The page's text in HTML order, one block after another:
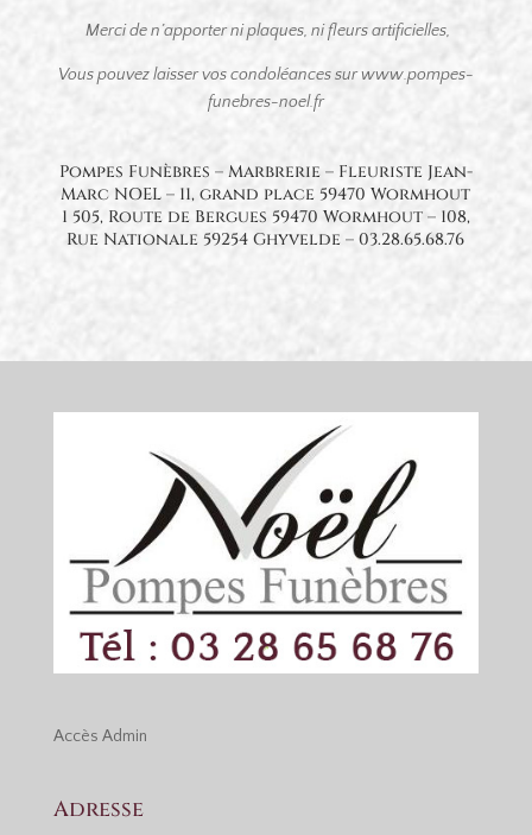
Merci de n’apporter ni plaques, ni fleurs artificielles,
Vous pouvez laisser vos condoléances sur www.pompes-
funebres-noel.fr
Pompes Funèbres – Marbrerie – Fleuriste Jean-
Marc NOEL – 11, grand place 59470 Wormhout
1 505, Route de Bergues 59470 Wormhout – 108,
Rue Nationale 59254 Ghyvelde – 03.28.65.68.76
Accès Admin
Adresse